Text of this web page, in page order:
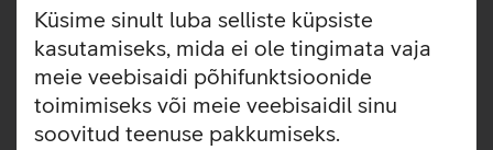
Küsime sinult luba selliste küpsiste
kasutamiseks, mida ei ole tingimata vaja
meie veebisaidi põhifunktsioonide
toimimiseks või meie veebisaidil sinu
soovitud teenuse pakkumiseks.
ja kukkumiste eest. Kaitseümbrise materjal annab
paindlikkuse selle hõlpsaks eemaldamiseks.